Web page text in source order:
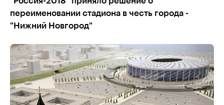
переименовании стадиона в честь города -
"Нижний Новгород"